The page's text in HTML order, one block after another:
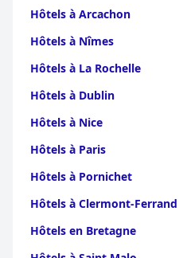
Hôtels à Arcachon
Hôtels à Nîmes
Hôtels à La Rochelle
Hôtels à Dublin
Hôtels à Nice
Hôtels à Paris
Hôtels à Pornichet
Hôtels à Clermont-Ferrand
Hôtels en Bretagne